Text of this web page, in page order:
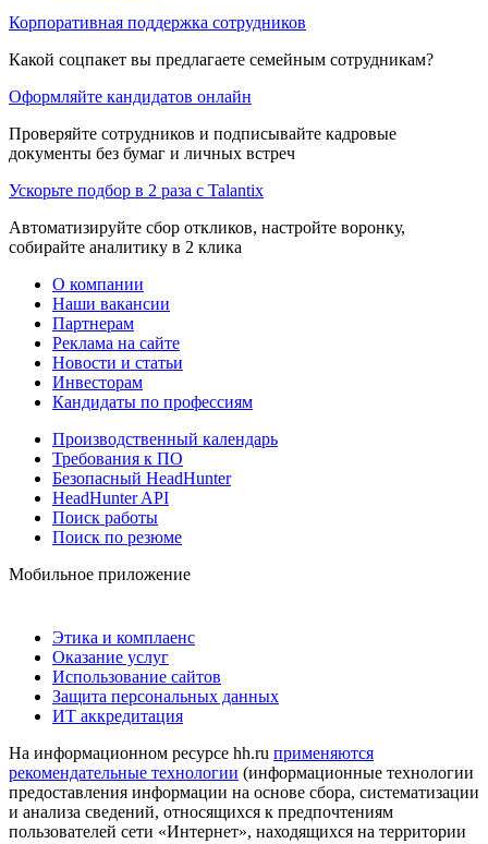
Корпоративная поддержка сотрудников
Какой соцпакет вы предлагаете семейным сотрудникам?
Оформляйте кандидатов онлайн
Проверяйте сотрудников и подписывайте кадровые
документы без бумаг и личных встреч
Ускорьте подбор в 2 раза с Talantix
Автоматизируйте сбор откликов, настройте воронку,
собирайте аналитику в 2 клика
О компании
Наши вакансии
Партнерам
Реклама на сайте
Новости и статьи
Инвесторам
Кандидаты по профессиям
Производственный календарь
Требования к ПО
Безопасный HeadHunter
HeadHunter API
Поиск работы
Поиск по резюме
Мобильное приложение
Этика и комплаенс
Оказание услуг
Использование сайтов
Защита персональных данных
ИТ аккредитация
На информационном ресурсе hh.ru применяются
рекомендательные технологии (информационные технологии
предоставления информации на основе сбора, систематизации
и анализа сведений, относящихся к предпочтениям
пользователей сети «Интернет», находящихся на территории